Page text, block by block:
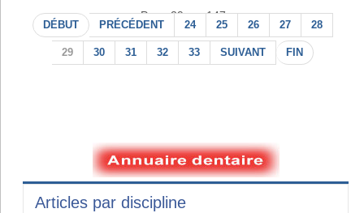
Page 29 sur 147
DÉBUT PRÉCÉDENT 24 25 26 27 28
29 30 31 32 33 SUIVANT FIN
Articles par discipline